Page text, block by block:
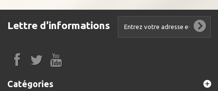
Lettre d'informations
Catégories